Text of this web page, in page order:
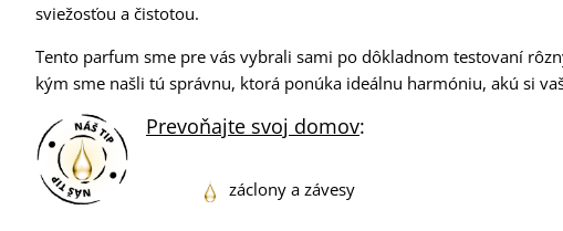
sviežosťou a čistotou.
Tento parfum sme pre vás vybrali sami po dôkladnom testovaní
kým sme našli tú správnu, ktorá ponúka ideálnu harmóniu, akú si
Prevoňajte svoj domov:
záclony a závesy